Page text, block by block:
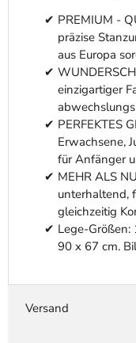
PREMIUM -
präzise
aus Europa
einzigartiger
PERFEKTES
Erwachsene,
für Anfänger
MEHR ALS
unterhaltend,
gleichzeitig
Lege-Größen:
90 x 67 cm.
Versand